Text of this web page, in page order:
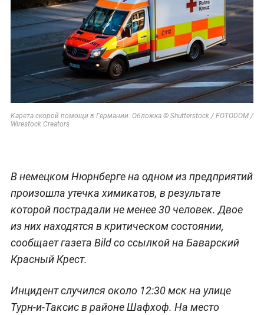
Карета скорой помощи в Германии. Обложка © Shutterstock / FOTODOM /
Wirestock Creators
В немецком Нюрнберге на одном из предприятий
произошла утечка химикатов, в результате
которой пострадали не менее 30 человек. Двое
из них находятся в критическом состоянии,
сообщает газета Bild со ссылкой на Баварский
Красный Крест.
Инцидент случился около 12:30 мск на улице
Турн-и-Таксис в районе Шафхоф. На место